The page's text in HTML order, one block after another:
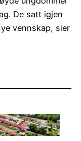
De satt igjen
vennskap, sier